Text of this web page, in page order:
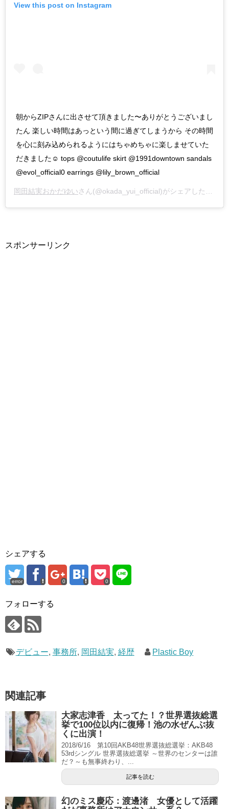
View this post on Instagram
朝からZIPさんに出させて頂きました〜ありがとうございまし
たん 楽しい時間はあっという間に過ぎてしまうから その時間
を心に刻み込められるようにはちゃめちゃに楽しませていた
だきました☺︎ tops @coutulife skirt @1991downtown sandals
@evol_official0 earrings @lily_brown_official
岡田結実おかだゆいさん(@okada_yui_official)がシェアした投稿 –
スポンサーリンク
シェアする
error 0 0
フォローする
デビュー, 事務所, 岡田結実, 経歴 Plastic Boy
関連記事
大家志津香 太ってた！？世界選抜総選
挙で100位以内に復帰！池の水ぜんぶ抜
くに出演！
2018/6/16 第10回AKB48世界選抜総選挙：AKB48
53rdシングル 世界選抜総選挙 ～世界のセンターは誰
だ？～も無事終わり、...
記事を読む
幻のミス慶応：渡邊渚 女優として活躍